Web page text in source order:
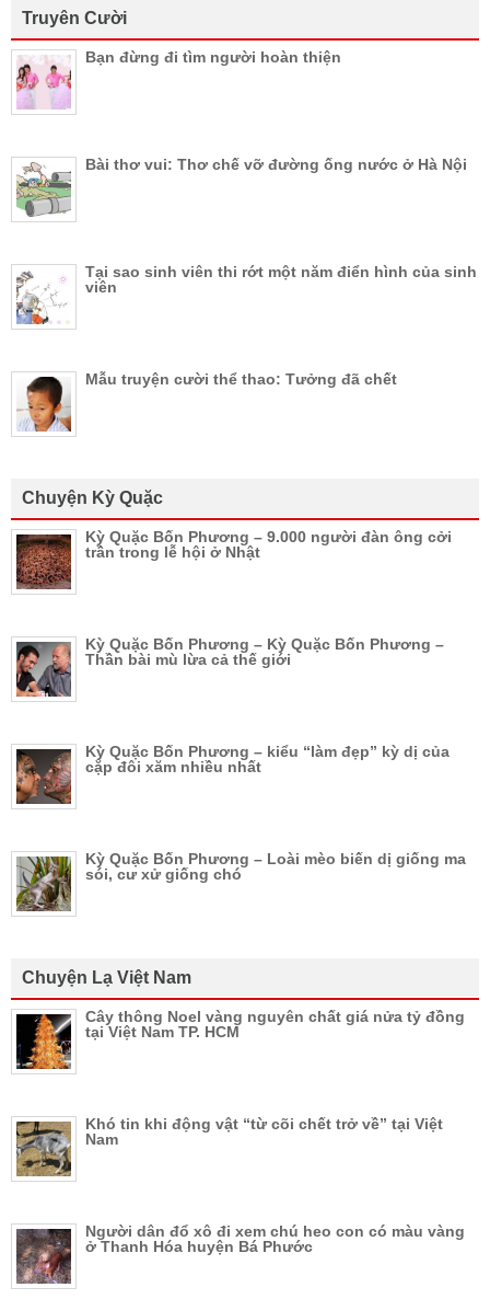
Truyên Cười
Bạn đừng đi tìm người hoàn thiện
Bài thơ vui: Thơ chế vỡ đường ống nước ở Hà Nội
Tại sao sinh viên thi rớt một năm điển hình của sinh
viên
Mẫu truyện cười thể thao: Tưởng đã chết
Chuyện Kỳ Quặc
Kỳ Quặc Bốn Phương – 9.000 người đàn ông cởi
trần trong lễ hội ở Nhật
Kỳ Quặc Bốn Phương – Kỳ Quặc Bốn Phương –
Thần bài mù lừa cả thế giới
Kỳ Quặc Bốn Phương – kiểu “làm đẹp” kỳ dị của
cặp đôi xăm nhiều nhất
Kỳ Quặc Bốn Phương – Loài mèo biến dị giống ma
sói, cư xử giống chó
Chuyện Lạ Việt Nam
Cây thông Noel vàng nguyên chất giá nửa tỷ đồng
tại Việt Nam TP. HCM
Khó tin khi động vật “từ cõi chết trở về” tại Việt
Nam
Người dân đổ xô đi xem chú heo con có màu vàng
ở Thanh Hóa huyện Bá Phước